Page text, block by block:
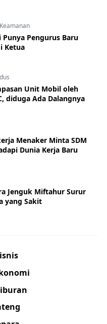
Punya Pengurus Baru
Ketua
Unit Mobil oleh
diduga Ada Dalangnya
Menaker Minta SDM
Dunia Kerja Baru
Jenguk Miftahur Surur
yang Sakit